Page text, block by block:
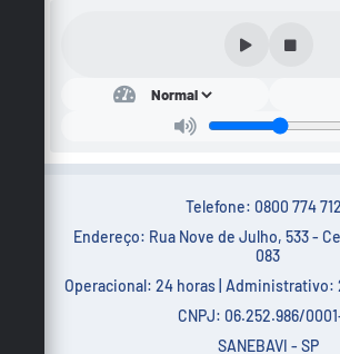
Telefone: 0800 774
Endereço: Rua Nove de Julho, 533 -
083
Operacional: 24 horas | Administrativo:
CNPJ: 06.252.986/
SANEBAVI - SP